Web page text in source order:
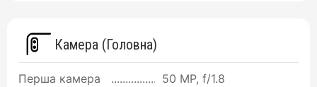
Камера (Головна)
Перша камера
50 MP, f/1.8